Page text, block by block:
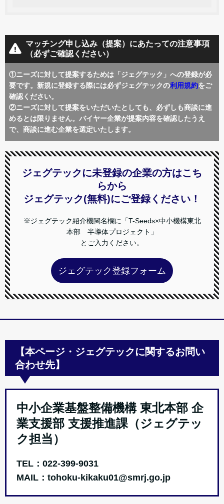
マッチング申し込み（提案）にあたっての注意事項
（必ずご確認ください）
①ニーズに対して提案するためは「ジェグテック」への登録が必
要です。新規に登録する際には必ずジェグテックの利用規約をご
確認ください。
②ニーズに対して提案をいただいたとしても、必ずしも商談に進
めるとは限りません。バイヤー企業が提案内容を確認したうえ
で、商談に進む企業を選定いたします。
ジェグテックに未登録の企業の方はこち
らから
ジェグテック(無料)にご登録ください！
※ジェグテック紹介機関名欄に「T-Seeds×中小機構東北
本部 半導体プロジェクト」
とご入力ください。
ジェグテック登録フォーム
【本ページ・ジェグテックに関するお問い
合わせ先】
中小企業基盤整備機構 東北本部 企
業支援部 支援推進課（ジェグテッ
ク担当）
TEL：022-399-9031
MAIL：tohoku-kikaku01@smrj.go.jp